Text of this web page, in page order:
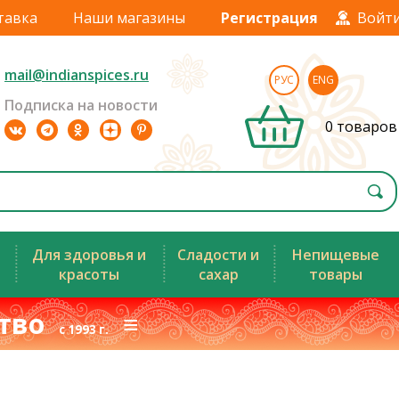
Наши магазины Регистрация
mail@indianspices.ru
Подписка на новости
РУС ENG
0 товаров
Для здоровья и
красоты
Сладости и
сахар
Непищевые
товары
с 1993 г.≡